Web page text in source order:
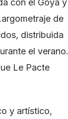
con el Goya y
de
distribuida
el verano.
Le Pacte
y artístico,